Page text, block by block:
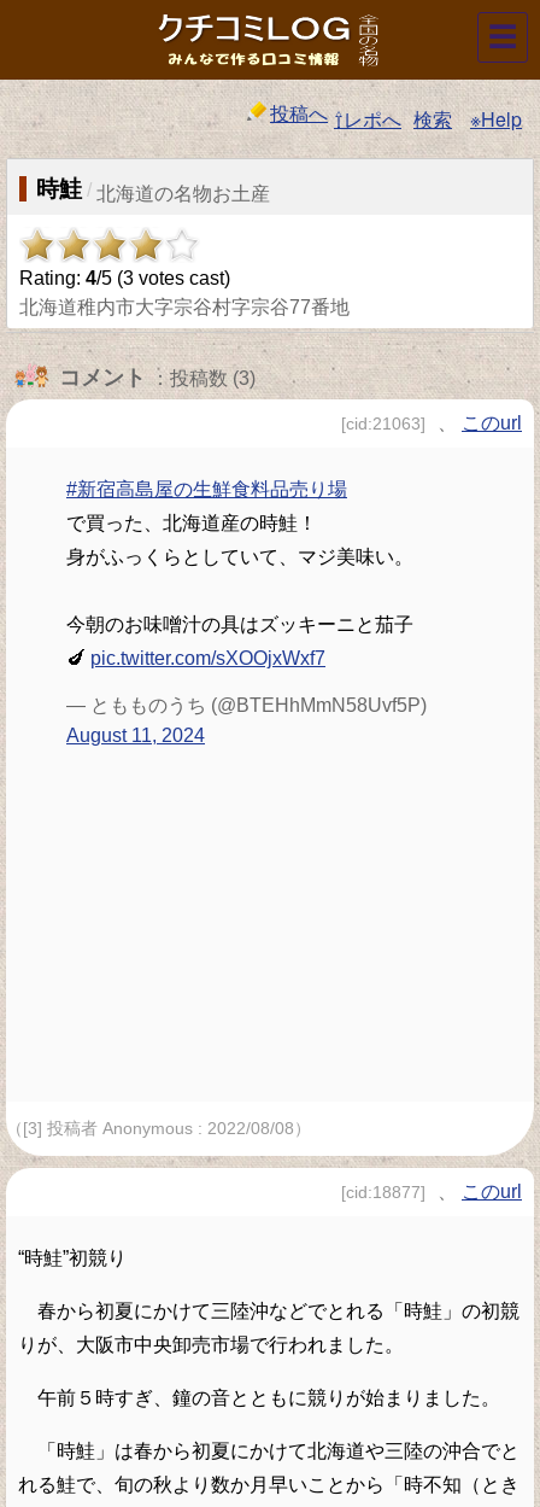
投稿へ ⇧レポへ 検索 ※Help
時鮭 / 北海道の名物お土産
Rating: 4/5 (3 votes cast)
北海道稚内市大字宗谷村字宗谷77番地
コメント ：投稿数 (3)
[cid:21063] このurl
#新宿高島屋の生鮮食料品売り場
で買った、北海道産の時鮭！
身がふっくらとしていて、マジ美味い。
今朝のお味噌汁の具はズッキーニと茄子
🍆 pic.twitter.com/sXOOjxWxf7
— ともものうち (@BTEHhMmN58Uvf5P)
August 11, 2024
（[3] 投稿者 Anonymous : 2022/08/08）
[cid:18877] このurl
“時鮭”初競り
春から初夏にかけて三陸沖などでとれる「時鮭」の初競
りが、大阪市中央卸売市場で行われました。
午前５時すぎ、鐘の音とともに競りが始まりました。
「時鮭」は春から初夏にかけて北海道や三陸の沖合でと
れる鮭で、旬の秋より数か月早いことから「時不知（とき
☰